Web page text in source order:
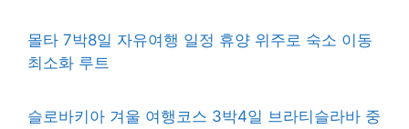
몰타 7박8일 자유여행 일정 휴양 위주로 숙소 이동
최소화 루트
슬로바키아 겨울 여행코스 3박4일 브라티슬라바 중